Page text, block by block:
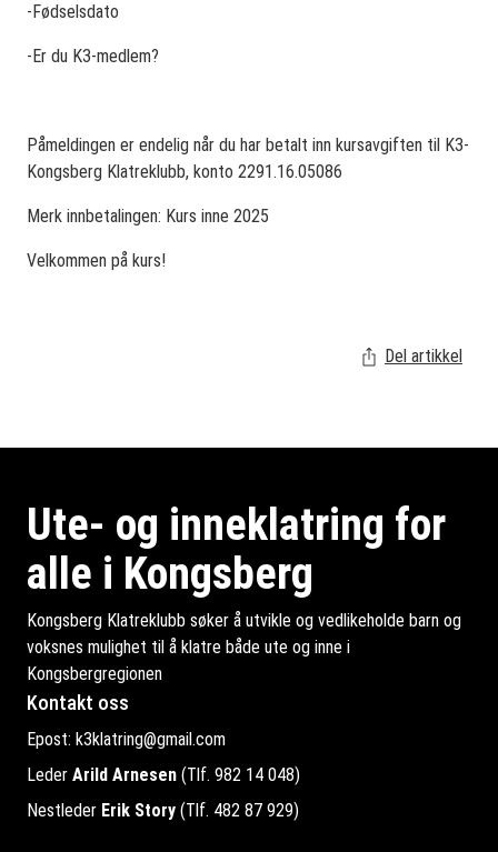
-Fødselsdato
-Er du K3-medlem?
Påmeldingen er endelig når du har betalt inn kursavgiften til K3-
Kongsberg Klatreklubb, konto 2291.16.05086
Merk innbetalingen: Kurs inne 2025
Velkommen på kurs!
Del artikkel
Ute- og inneklatring for
alle i Kongsberg
Kongsberg Klatreklubb søker å utvikle og vedlikeholde barn og
voksnes mulighet til å klatre både ute og inne i
Kongsbergregionen
Kontakt oss
Epost: k3klatring@gmail.com
Leder Arild Arnesen (Tlf. 982 14 048)
Nestleder Erik Story (Tlf. 482 87 929)